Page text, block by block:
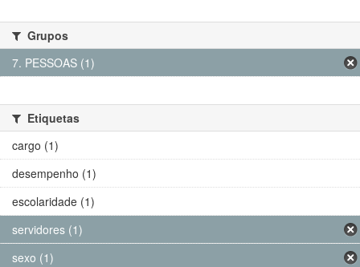
Grupos
7. PESSOAS (1)
Etiquetas
cargo (1)
desempenho (1)
escolaridade (1)
servidores (1)
sexo (1)